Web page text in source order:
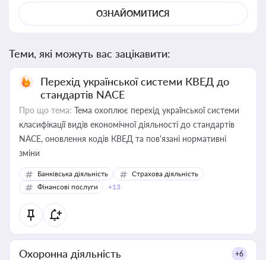
ОЗНАЙОМИТИСЯ
Теми, які можуть вас зацікавити:
Перехід української системи КВЕД до
стандартів NACE
Про що тема: Тема охоплює перехід української системи
класифікації видів економічної діяльності до стандартів
NACE, оновлення кодів КВЕД та пов'язані нормативні
зміни
Банківська діяльність
Страхова діяльність
Фінансові послуги
+13
Охоронна діяльність +6